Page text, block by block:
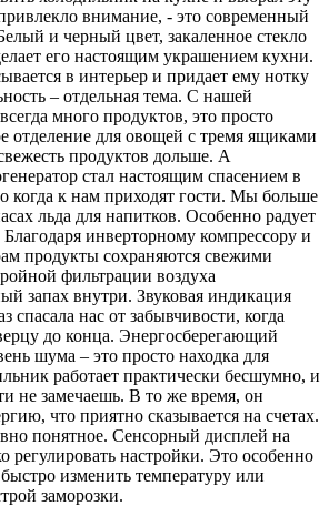
внимание, - это современный
и черный цвет, закаленное стекло
его настоящим украшением кухни.
в интерьер и придает ему нотку
– отдельная тема. С нашей
много продуктов, это просто
отделение для овощей с тремя ящиками
продуктов дольше. А
стал настоящим спасением в
когда к нам приходят гости. Мы больше
льда для напитков. Особенно радует
инверторному компрессору и
продукты сохраняются свежими
фильтрации воздуха
запах внутри. Звуковая индикация
спасала нас от забывчивости, когда
до конца. Энергосберегающий
шума – это просто находка для
работает практически бесшумно, и
не замечаешь. В то же время, он
что приятно сказывается на счетах.
понятное. Сенсорный дисплей на
регулировать настройки. Это особенно
изменить температуру или
заморозки.